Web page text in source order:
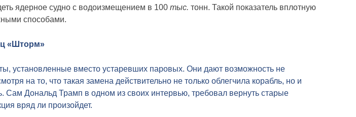
ядерное судно с водоизмещением в 100тыс. тонн. Такой показатель вплотную
способами.
«Шторм»
установленные вместо устаревших паровых. Они дают возможность не
на то, что такая замена действительно не только облегчила корабль, но и
Сам Дональд Трамп в одном из своих интервью, требовал вернуть старые
вряд ли произойдет.